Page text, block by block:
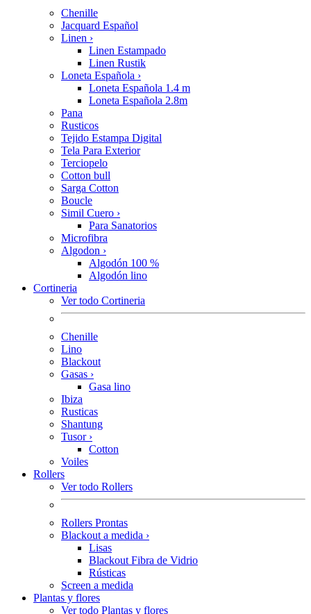
Chenille
Jacquard Español
Linen ›
Linen Estampado
Linen Rustik
Loneta Española ›
Loneta Española 1.4 m
Loneta Española 2.8m
Pana
Rusticos
Tejido Estampa Digital
Tela Para Exterior
Terciopelo
Cotton bull
Sarga Cotton
Boucle
Simil Cuero ›
Para Sanatorios
Microfibra
Algodon ›
Algodón 100 %
Algodón lino
Cortineria
Ver todo Cortineria
Chenille
Lino
Blackout
Gasas ›
Gasa lino
Ibiza
Rusticas
Shantung
Tusor ›
Cotton
Voiles
Rollers
Ver todo Rollers
Rollers Prontas
Blackout a medida ›
Lisas
Blackout Fibra de Vidrio
Rústicas
Screen a medida
Plantas y flores
Ver todo Plantas y flores